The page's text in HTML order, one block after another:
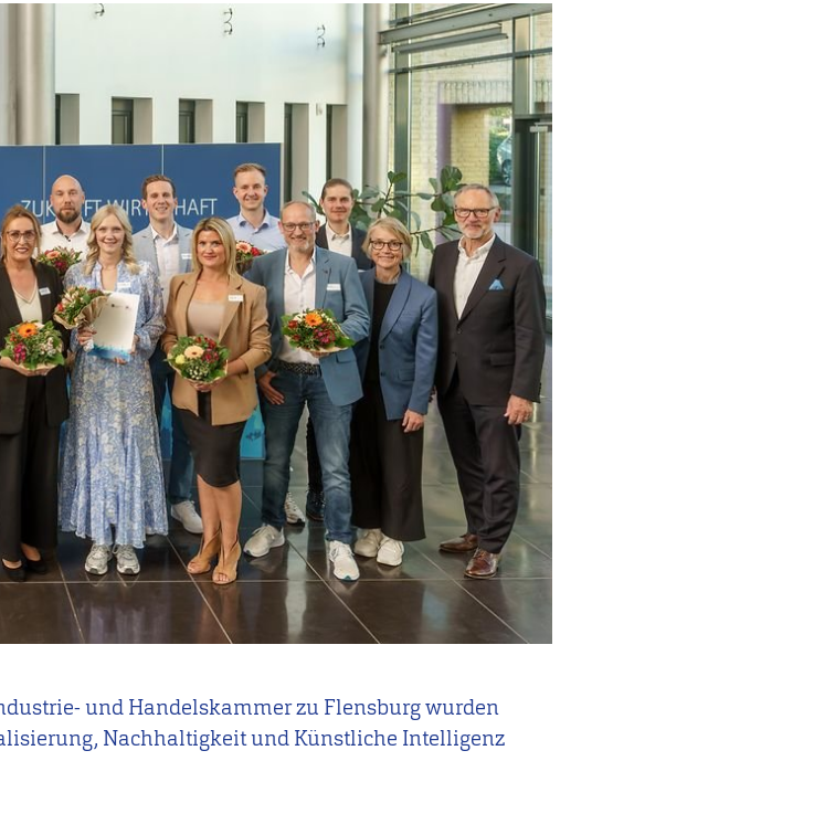
und Handelskammer zu Flensburg wurden
Nachhaltigkeit und Künstliche Intelligenz